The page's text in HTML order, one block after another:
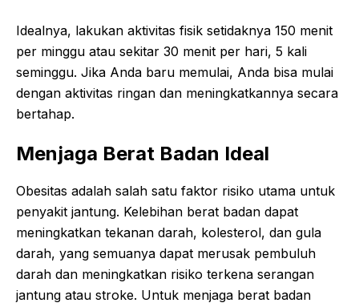
Idealnya, lakukan aktivitas fisik setidaknya 150 menit
per minggu atau sekitar 30 menit per hari, 5 kali
seminggu. Jika Anda baru memulai, Anda bisa mulai
dengan aktivitas ringan dan meningkatkannya secara
bertahap.
Menjaga Berat Badan Ideal
Obesitas adalah salah satu faktor risiko utama untuk
penyakit jantung. Kelebihan berat badan dapat
meningkatkan tekanan darah, kolesterol, dan gula
darah, yang semuanya dapat merusak pembuluh
darah dan meningkatkan risiko terkena serangan
jantung atau stroke. Untuk menjaga berat badan